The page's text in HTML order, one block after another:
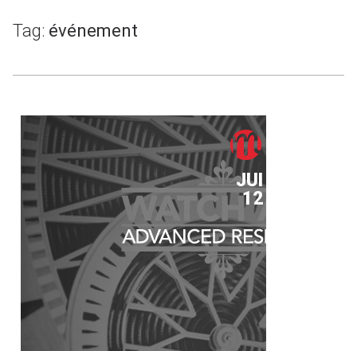
Tag: événement
JUI
12